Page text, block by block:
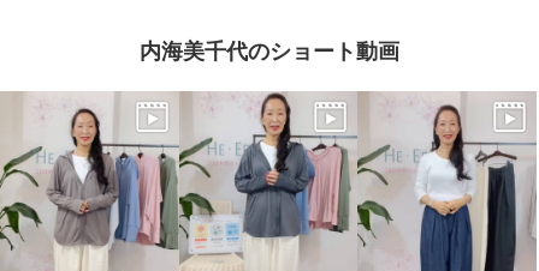
内海美千代のショート動画